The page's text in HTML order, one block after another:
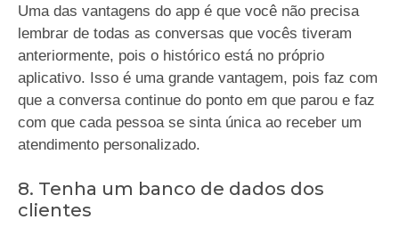
Uma das vantagens do app é que você não precisa
lembrar de todas as conversas que vocês tiveram
anteriormente, pois o histórico está no próprio
aplicativo. Isso é uma grande vantagem, pois faz com
que a conversa continue do ponto em que parou e faz
com que cada pessoa se sinta única ao receber um
atendimento personalizado.
8. Tenha um banco de dados dos
clientes